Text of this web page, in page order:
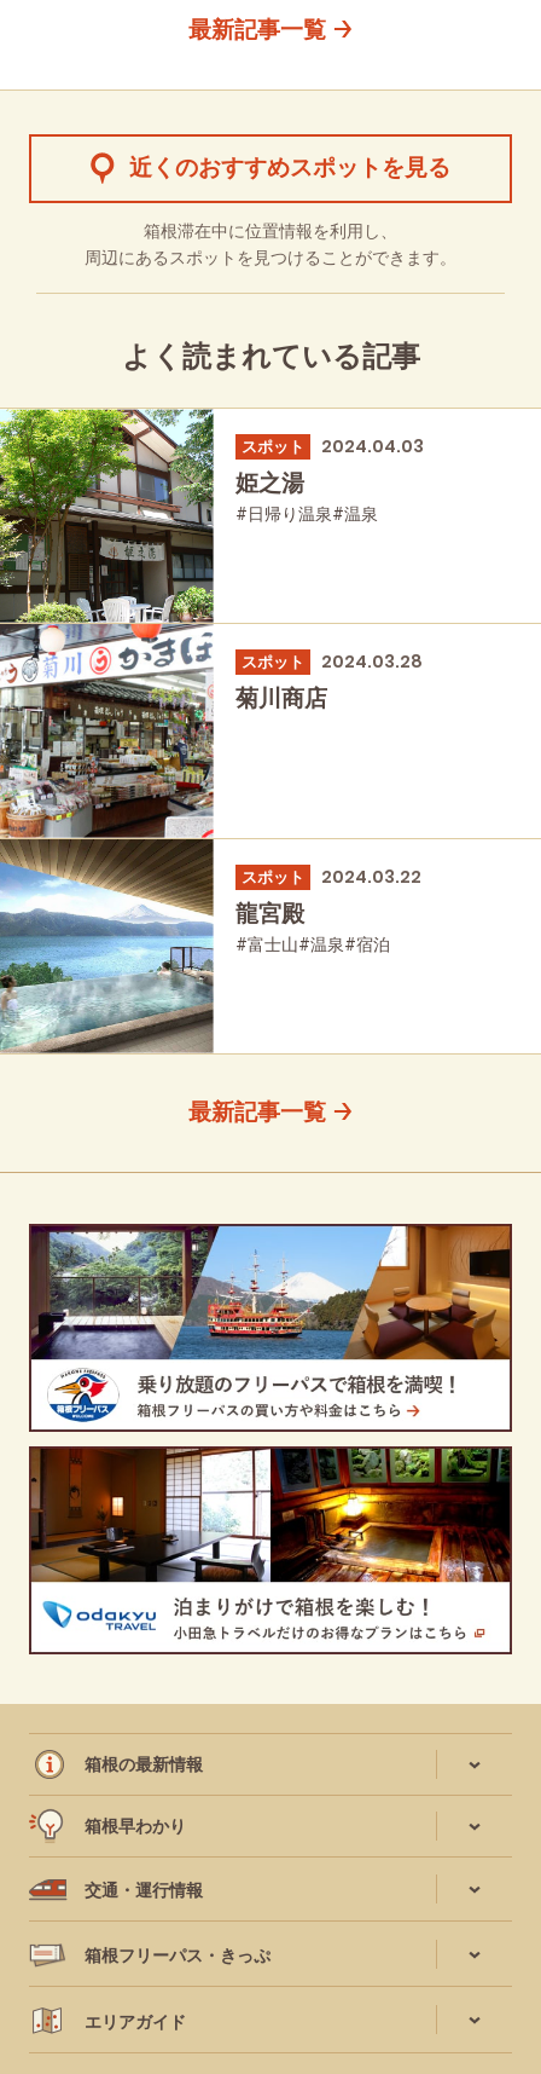
最新記事一覧
近くのおすすめスポットを見る
箱根滞在中に位置情報を利用し、
周辺にあるスポットを見つけることができます。
よく読まれている記事
スポット 2024.04.03
姫之湯
#日帰り温泉#温泉
スポット 2024.03.28
菊川商店
スポット 2024.03.22
龍宮殿
#富士山#温泉#宿泊
最新記事一覧
箱根の最新情報
箱根早わかり
交通・運行情報
箱根フリーパス・きっぷ
エリアガイド